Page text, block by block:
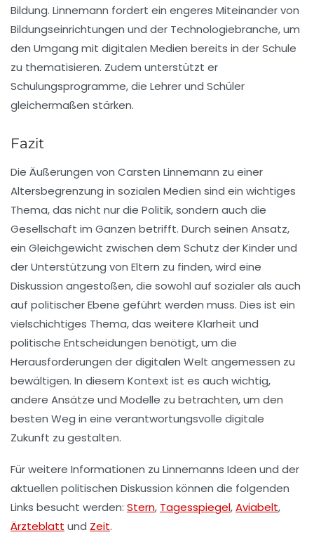
Bildung. Linnemann fordert ein engeres Miteinander von
Bildungseinrichtungen und der Technologiebranche, um
den Umgang mit digitalen Medien bereits in der Schule
zu thematisieren. Zudem unterstützt er
Schulungsprogramme, die Lehrer und Schüler
gleichermaßen stärken.
Fazit
Die Äußerungen von Carsten Linnemann zu einer
Altersbegrenzung in sozialen Medien sind ein wichtiges
Thema, das nicht nur die Politik, sondern auch die
Gesellschaft im Ganzen betrifft. Durch seinen Ansatz,
ein Gleichgewicht zwischen dem Schutz der Kinder und
der Unterstützung von Eltern zu finden, wird eine
Diskussion angestoßen, die sowohl auf sozialer als auch
auf politischer Ebene geführt werden muss. Dies ist ein
vielschichtiges Thema, das weitere Klarheit und
politische Entscheidungen benötigt, um die
Herausforderungen der digitalen Welt angemessen zu
bewältigen. In diesem Kontext ist es auch wichtig,
andere Ansätze und Modelle zu betrachten, um den
besten Weg in eine verantwortungsvolle digitale
Zukunft zu gestalten.
Für weitere Informationen zu Linnemanns Ideen und der
aktuellen politischen Diskussion können die folgenden
Links besucht werden: Stern, Tagesspiegel,Aviabelt,
Ärzteblatt und Zeit.